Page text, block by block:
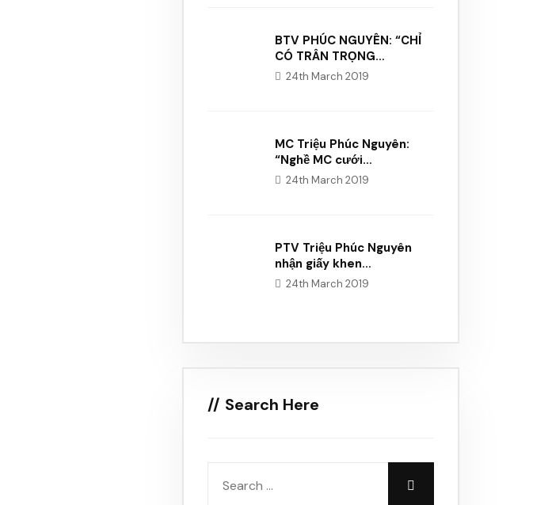
BTV PHÚC NGUYÊN: “CHỈ
CÓ TRÂN TRỌNG…
24th March 2019
MC Triệu Phúc Nguyên:
“Nghề MC cưới…
24th March 2019
PTV Triệu Phúc Nguyên
nhận giấy khen…
24th March 2019
Search Here